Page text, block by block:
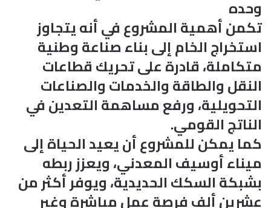
وحده
تكمن أهمية المشروع في أنه يتجاوز
استخراج الخام إلى بناء صناعة وطنية
متكاملة، قادرة على تحريك قطاعات
النقل والطاقة والخدمات والصناعات
التحويلية، ورفع مساهمة التعدين في
الناتج القومي.
كما يمكن للمشروع أن يعيد الحياة إلى
ميناء أوسيف المعدني، ويعزز ربطه
بشبكة السكك الحديدية، ويوفر أكثر من
عشرين ألف فرصة عمل مباشرة وغير